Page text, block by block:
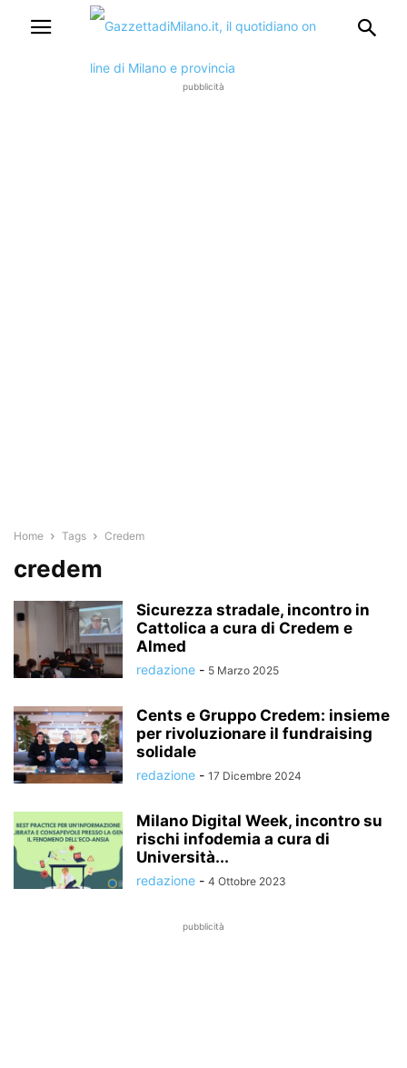
pubblicità
Home Tags Credem
credem
Sicurezza stradale, incontro in
Cattolica a cura di Credem e
Almed
redazione - 5 Marzo 2025
Cents e Gruppo Credem: insieme
per rivoluzionare il fundraising
solidale
redazione - 17 Dicembre 2024
Milano Digital Week, incontro su
rischi infodemia a cura di
Università...
redazione - 4 Ottobre 2023
pubblicità